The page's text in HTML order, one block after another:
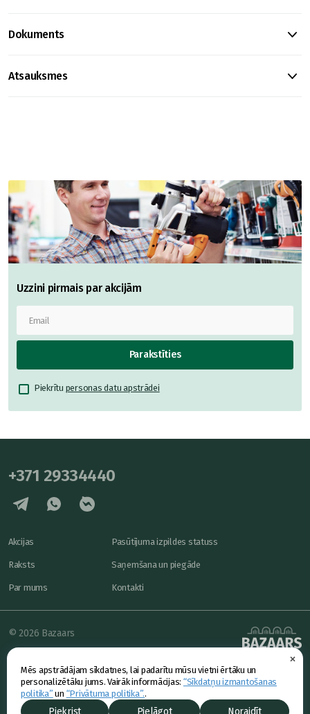
×
Mēs apstrādājam sīkdatnes, lai padarītu mūsu vietni ērtāku un
personalizētāku jums. Vairāk informācijas: “Sīkdatņu izmantošanas
politika” un “Privātuma politika”..
Piekrist Pielāgot Noraidīt
Dokuments
Atsauksmes
Uzzini pirmais par akcijām
Parakstīties
Piekrītu personas datu apstrādei
+371 29334440
Akcijas
Raksts
Par mums
Pasūtījuma izpildes statuss
Saņemšana un piegāde
Kontakti
powered by
© 2026 Bazaars
Konfidencialitāte
Piedāvājums